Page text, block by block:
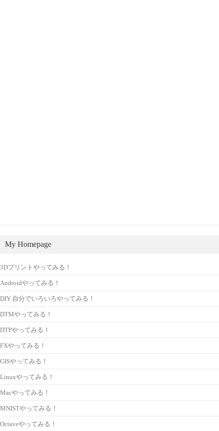
My Homepage
3Dプリントやってみる！
Androidやってみる！
DIY 自分でいろいろやってみる！
DTMやってみる！
DTPやってみる！
FXやってみる！
GISやってみる！
Linuxやってみる！
Macやってみる！
MNISTやってみる！
Octaveやってみる！